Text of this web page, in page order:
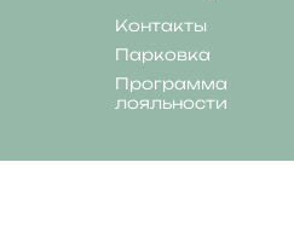
Контакты
Парковка
Программа
лояльности